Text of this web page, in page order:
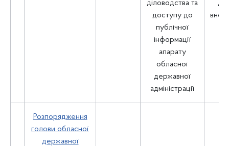
діловодства та
доступу до
публічної
інформації
апарату
обласної
державної
адміністрації
Розпорядження
голови обласної
державної